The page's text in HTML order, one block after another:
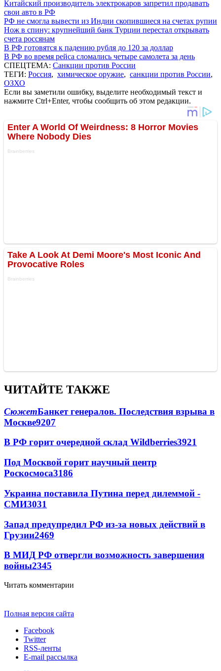
Китайский производитель электрокаров запретил продавать
свои авто в РФ
РФ не смогла вывести из Индии скопившиеся на счетах рупии
Нож в спину: крупнейший банк Турции перестал открывать
счета россянам
В РФ готовятся к падению рубля до 120 за доллар
В РФ во время рейса сломались четыре самолета за день
СПЕЦТЕМА: Санкции против России
ТЕГИ: Россия, химическое оружие, санкции против России,
ОЗХО
Если вы заметили ошибку, выделите необходимый текст и
нажмите Ctrl+Enter, чтобы сообщить об этом редакции.
ЧИТАЙТЕ ТАКЖЕ
СюжетБанкет генералов. Последствия взрыва в
Москве9207
В РФ горит очередной склад Wildberries3921
Под Москвой горит научный центр
Роскосмоса3186
Украина поставила Путина перед дилеммой -
СМИ3031
Запад предупредил РФ из-за новых действий в
Грузии2469
В МИД РФ отвергли возможность завершения
войны2345
Читать комментарии
Полная версия сайта
Facebook
Twitter
RSS-ленты
E-mail рассылка